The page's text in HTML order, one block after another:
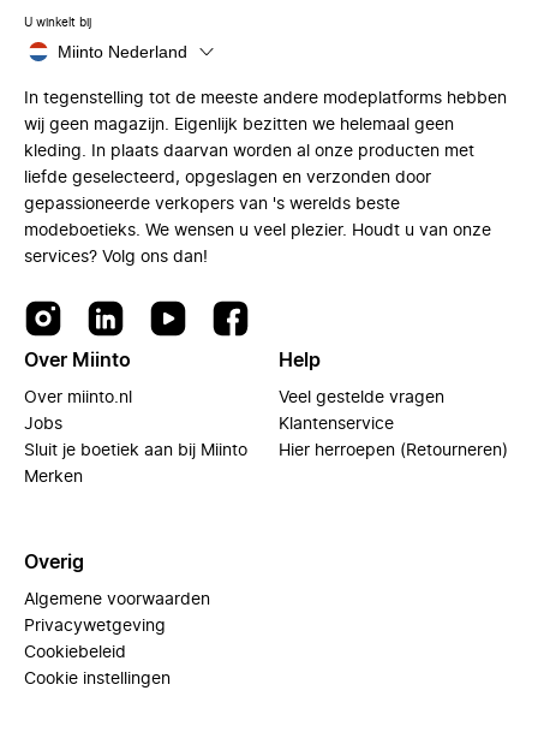
U winkelt bij
Miinto Nederland
In tegenstelling tot de meeste andere modeplatforms hebben
wij geen magazijn. Eigenlijk bezitten we helemaal geen
kleding. In plaats daarvan worden al onze producten met
liefde geselecteerd, opgeslagen en verzonden door
gepassioneerde verkopers van 's werelds beste
modeboetieks. We wensen u veel plezier. Houdt u van onze
services? Volg ons dan!
Over Miinto
Over miinto.nl
Jobs
Sluit je boetiek aan bij Miinto
Merken
Help
Veel gestelde vragen
Klantenservice
Hier herroepen (Retourneren)
Overig
Algemene voorwaarden
Privacywetgeving
Cookiebeleid
Cookie instellingen